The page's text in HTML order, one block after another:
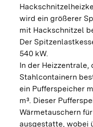
wird ein größerer
mit Hackschnitzel
Der
540 kW.
In der Heizzentrale,
Stahlcontainern
ein Pufferspeicher
m³. Dieser
Wärmetauschern
ausgestatte, wobei